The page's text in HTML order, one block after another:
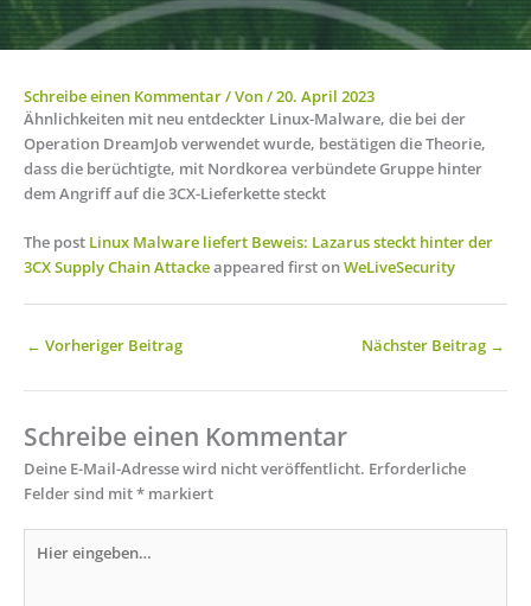
Schreibe einen Kommentar/ Von/20. April 2023
Ähnlichkeiten mit neu entdeckter Linux-Malware, die bei der
Operation DreamJob verwendet wurde, bestätigen die Theorie,
dass die berüchtigte, mit Nordkorea verbündete Gruppe hinter
dem Angriff auf die 3CX-Lieferkette steckt
The post Linux Malware liefert Beweis: Lazarus steckt hinter der
3CX Supply Chain Attackeappeared first onWeLiveSecurity
← Vorheriger Beitrag Nächster Beitrag →
Schreibe einen Kommentar
Deine E-Mail-Adresse wird nicht veröffentlicht. Erforderliche
Felder sind mit* markiert
eingeben…